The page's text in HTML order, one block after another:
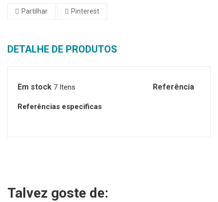
Partilhar Pinterest
DETALHE DE PRODUTOS
Referência
Em stock 7 Itens
Referências especificas
Talvez goste de: